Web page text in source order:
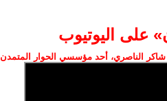
على اليوتيوب
الناصري، أحد مؤسسي الحوار المتمدن